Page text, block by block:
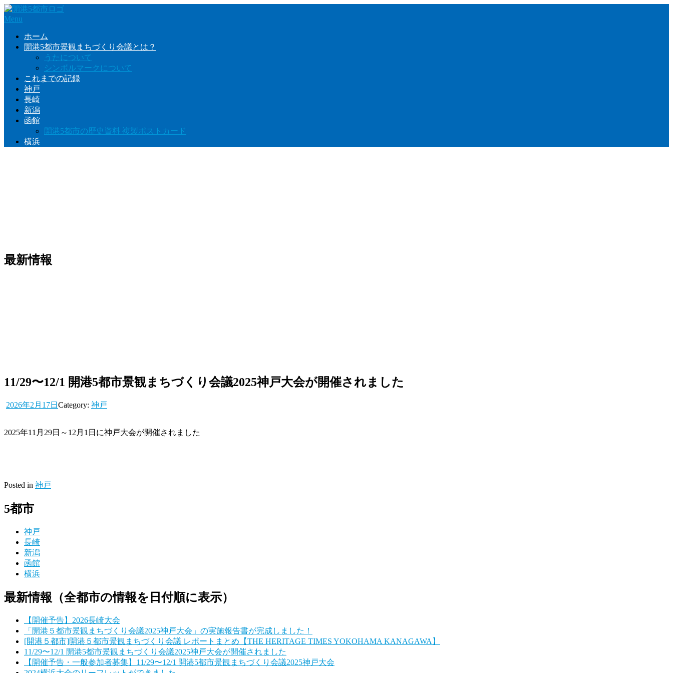
Skip
to
Menu
ホーム
開港5都市景観まちづくり会議とは？
うたについて
シンボルマークについて
これまでの記録
神戸
長崎
新潟
函館
開港5都市の歴史資料 複製ポストカード
横浜
最新情報
11/29〜12/1 開港5都市景観まちづくり会議2025神戸大会が開催されました
2026年2月17日 Category: 神戸
2025年11月29日～12月1日に神戸大会が開催されました
Posted in 神戸
5都市
神戸
長崎
新潟
函館
横浜
最新情報（全都市の情報を日付順に表示）
【開催予告】2026長崎大会
「開港５都市景観まちづくり会議2025神戸大会」の実施報告書が完成しました！
[開港５都市]開港５都市景観まちづくり会議 レポートまとめ【THE HERITAGE TIMES YOKOHAMA KANAGAWA】
11/29〜12/1 開港5都市景観まちづくり会議2025神戸大会が開催されました
【開催予告・一般参加者募集】11/29〜12/1 開港5都市景観まちづくり会議2025神戸大会